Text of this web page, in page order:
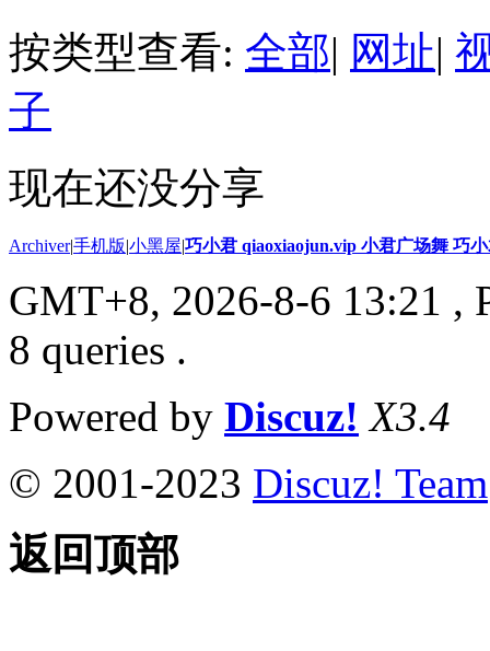
按类型查看: 全部| 网址|
子
现在还没分享
Archiver|手机版|小黑屋|巧小君 qiaoxiaojun.vip 小君广场舞 巧
GMT+8, 2026-8-6 13:21 ,
8 queries .
Powered by Discuz! X3.4
© 2001-2023 Discuz! Team
返回顶部